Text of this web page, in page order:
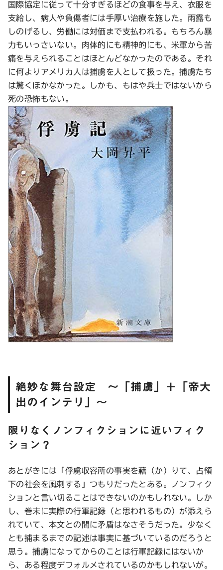
国際協定に従って十分すぎるほどの食事を与え、衣服を
支給し、病人や負傷者には手厚い治療を施した。雨露も
しのげるし、労働には対価まで支払われる。もちろん暴
力もいっさいない。肉体的にも精神的にも、米軍から苦
痛を与えられることはほとんどなかったのである。それ
に何よりアメリカ人は捕虜を人として扱った。捕虜たち
は驚くほかなかった。しかも、もはや兵士ではないから
死の恐怖もない。
絶妙な舞台設定 〜「捕虜」＋「帝大
出のインテリ」〜
限りなくノンフィクションに近いフィク
ション？
あとがきには「俘虜収容所の事実を藉（か）りて、占領
下の社会を風刺する」つもりだったとある。ノンフィク
ションと言い切ることはできないのかもしれない。しか
し、巻末に実際の行軍記録（と思われるもの）が添えら
れていて、本文との間に矛盾はなさそうだった。少なく
とも捕まるまでの記述は事実に基づいているのだろうと
思う。捕虜になってからのことは行軍記録にはないか
ら、ある程度デフォルメされているのかもしれないが。